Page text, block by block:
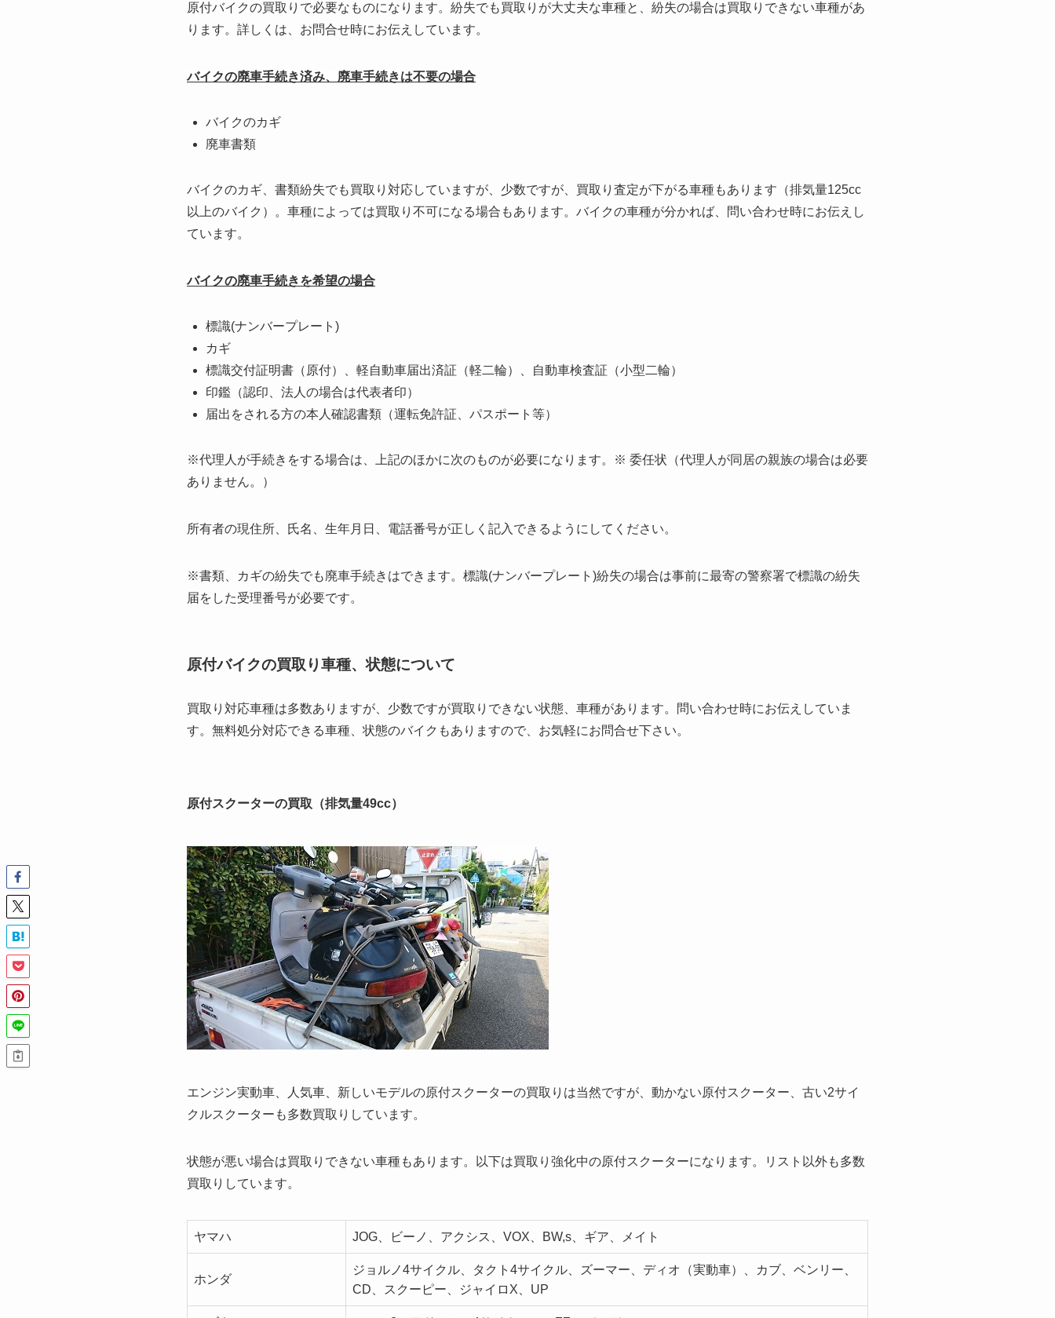
原付バイクの買取りで必要なものになります。紛失でも買取りが大丈夫な車種と、紛失の場合は買取りできない車種があ
ります。詳しくは、お問合せ時にお伝えしています。
バイクの廃車手続き済み、廃車手続きは不要の場合
バイクのカギ
廃車書類
バイクのカギ、書類紛失でも買取り対応していますが、少数ですが、買取り査定が下がる車種もあります（排気量125cc
以上のバイク）。車種によっては買取り不可になる場合もあります。バイクの車種が分かれば、問い合わせ時にお伝えし
ています。
バイクの廃車手続きを希望の場合
標識(ナンバープレート)
カギ
標識交付証明書（原付）、軽自動車届出済証（軽二輪）、自動車検査証（小型二輪）
印鑑（認印、法人の場合は代表者印）
届出をされる方の本人確認書類（運転免許証、パスポート等）
※代理人が手続きをする場合は、上記のほかに次のものが必要になります。※ 委任状（代理人が同居の親族の場合は必要
ありません。）
所有者の現住所、氏名、生年月日、電話番号が正しく記入できるようにしてください。
※書類、カギの紛失でも廃車手続きはできます。標識(ナンバープレート)紛失の場合は事前に最寄の警察署で標識の紛失
届をした受理番号が必要です。
原付バイクの買取り車種、状態について
買取り対応車種は多数ありますが、少数ですが買取りできない状態、車種があります。問い合わせ時にお伝えしていま
す。無料処分対応できる車種、状態のバイクもありますので、お気軽にお問合せ下さい。
原付スクーターの買取（排気量49cc）
エンジン実動車、人気車、新しいモデルの原付スクーターの買取りは当然ですが、動かない原付スクーター、古い2サイ
クルスクーターも多数買取りしています。
状態が悪い場合は買取りできない車種もあります。以下は買取り強化中の原付スクーターになります。リスト以外も多数
買取りしています。
ヤマハ JOG、ビーノ、アクシス、VOX、BW,s、ギア、メイト
ホンダ
ジョルノ4サイクル、タクト4サイクル、ズーマー、ディオ（実動車）、カブ、ベンリー、
CD、スクーピー、ジャイロX、UP